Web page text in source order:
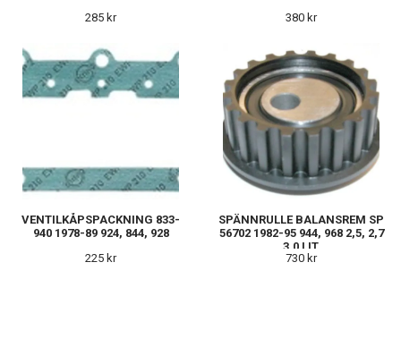
285 kr
380 kr
VENTILKÅPSPACKNING 833-
940 1978-89 924, 844, 928
225 kr
SPÄNNRULLE BALANSREM SP
56702 1982-95 944, 968 2,5, 2,7
3.0 LIT.
730 kr